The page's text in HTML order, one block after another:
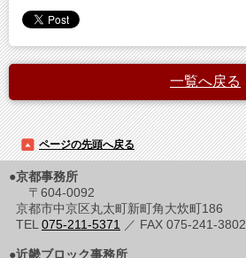
一覧へ戻る
ページの先頭へ戻る
●京都事務所
〒604-0092
京都市中京区丸太町新町角大炊町186
TEL 075-211-5371 ／ FAX 075-241-3802
●近畿ブロック事務所